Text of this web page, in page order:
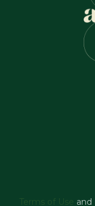
Terms of Use and